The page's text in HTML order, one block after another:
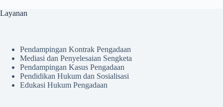
Layanan
Pendampingan Kontrak Pengadaan
Mediasi dan Penyelesaian Sengketa
Pendampingan Kasus Pengadaan
Pendidikan Hukum dan Sosialisasi
Edukasi Hukum Pengadaan